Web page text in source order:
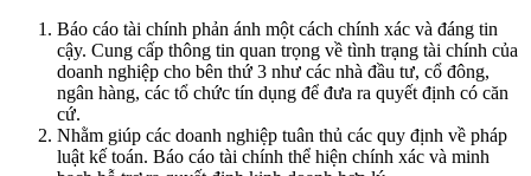
Báo cáo tài chính phản ánh một cách chính xác và đáng tin
cậy. Cung cấp thông tin quan trọng về tình trạng tài chính của
doanh nghiệp cho bên thứ 3 như các nhà đầu tư, cổ đông,
ngân hàng, các tổ chức tín dụng để đưa ra quyết định có căn
cứ.
Nhằm giúp các doanh nghiệp tuân thủ các quy định về pháp
luật kế toán. Báo cáo tài chính thể hiện chính xác và minh